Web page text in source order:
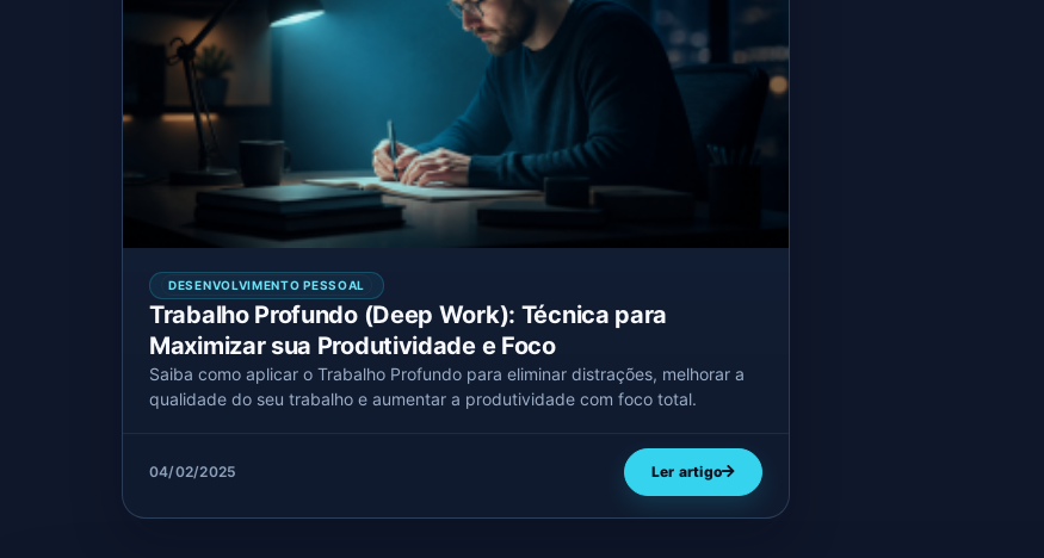
DESENVOLVIMENTO PESSOAL
Trabalho Profundo (Deep Work): Técnica para
Maximizar sua Produtividade e Foco
Saiba como aplicar o Trabalho Profundo para eliminar distrações, melhorar a
qualidade do seu trabalho e aumentar a produtividade com foco total.
04/02/2025 Ler artigo